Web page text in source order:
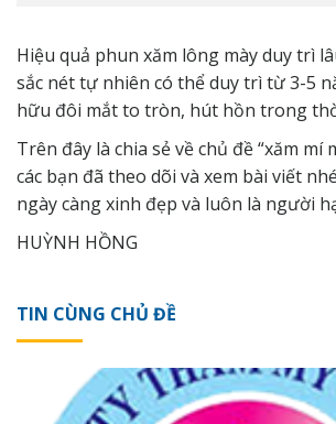
Hiệu quả phun xăm lông mày duy trì
sắc nét tự nhiên có thể duy trì từ 3-5
hữu đôi mắt to tròn, hút hồn trong
Trên đây là chia sẻ về chủ đề “xăm mí
các bạn đã theo dõi và xem bài viết
ngày càng xinh đẹp và luôn là người
HUỲNH HỒNG
TIN CÙNG CHỦ ĐỀ